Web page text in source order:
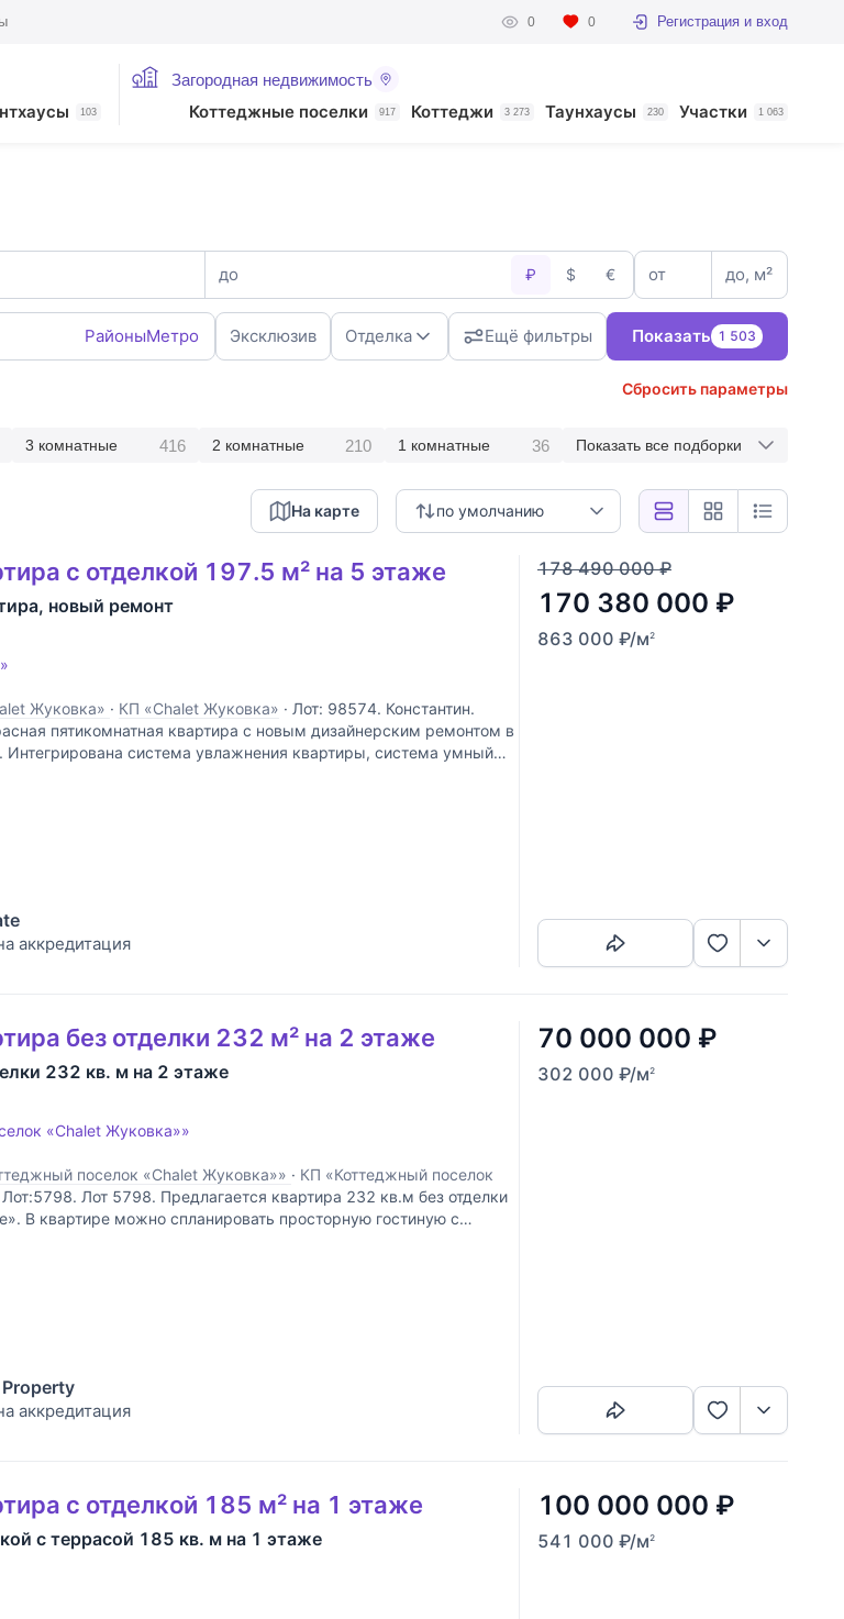
0 0 Регистрация и вход
103
Загородная недвижимость
Коттеджные поселки 917 Коттеджи 3 273 Таунхаусы 230 Участки 1 063
до ₽ $ € от до, м²
РайоныМетро Эксклюзив Отделка Ещё фильтры Показать 1 503
Сбросить параметры
3 комнатные 416 2 комнатные 210 1 комнатные 36 Показать все подборки
по умолчанию
На карте
с отделкой 197.5 м² на 5 этаже
новый ремонт
Жуковка» · КП «Chalet Жуковка» · Лот: 98574. Константин.
пятикомнатная квартира с новым дизайнерским ремонтом в
система увлажнения квартиры, система умный
аккредитация
178 490 000 ₽
170 380 000 ₽
863 000 ₽/м2
без отделки 232 м² на 2 этаже
232 кв. м на 2 этаже
«Chalet Жуковка»»
поселок «Chalet Жуковка»» · КП «Коттеджный поселок
Лот:5798. Лот 5798. Предлагается квартира 232 кв.м без отделки
В квартире можно спланировать просторную гостиную с
аккредитация
70 000 000 ₽
302 000 ₽/м2
с отделкой 185 м² на 1 этаже
с террасой 185 кв. м на 1 этаже
100 000 000 ₽
541 000 ₽/м2